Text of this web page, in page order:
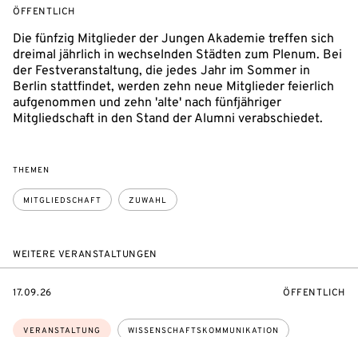
VERANSTALTUNGSZUGANG:
ÖFFENTLICH
Die fünfzig Mitglieder der Jungen Akademie treffen sich
dreimal jährlich in wechselnden Städten zum Plenum. Bei
der Festveranstaltung, die jedes Jahr im Sommer in
Berlin stattfindet, werden zehn neue Mitglieder feierlich
aufgenommen und zehn 'alte' nach fünfjähriger
Mitgliedschaft in den Stand der Alumni verabschiedet.
THEMEN
MITGLIEDSCHAFT ZUWAHL
WEITERE VERANSTALTUNGEN
Themen:
VERANSTALTUNG WISSENSCHAFTSKOMMUNIKATION
EVENTBEGINSON
17.09.26 ÖFFENTLICH